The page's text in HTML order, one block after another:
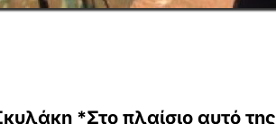
*Στο πλαίσιο αυτό της